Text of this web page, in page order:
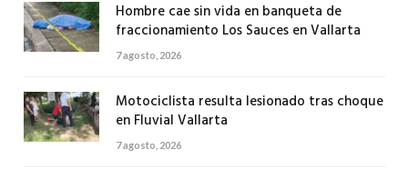
Hombre cae sin vida en banqueta de
fraccionamiento Los Sauces en Vallarta
7 agosto, 2026
Motociclista resulta lesionado tras choque
en Fluvial Vallarta
7 agosto, 2026